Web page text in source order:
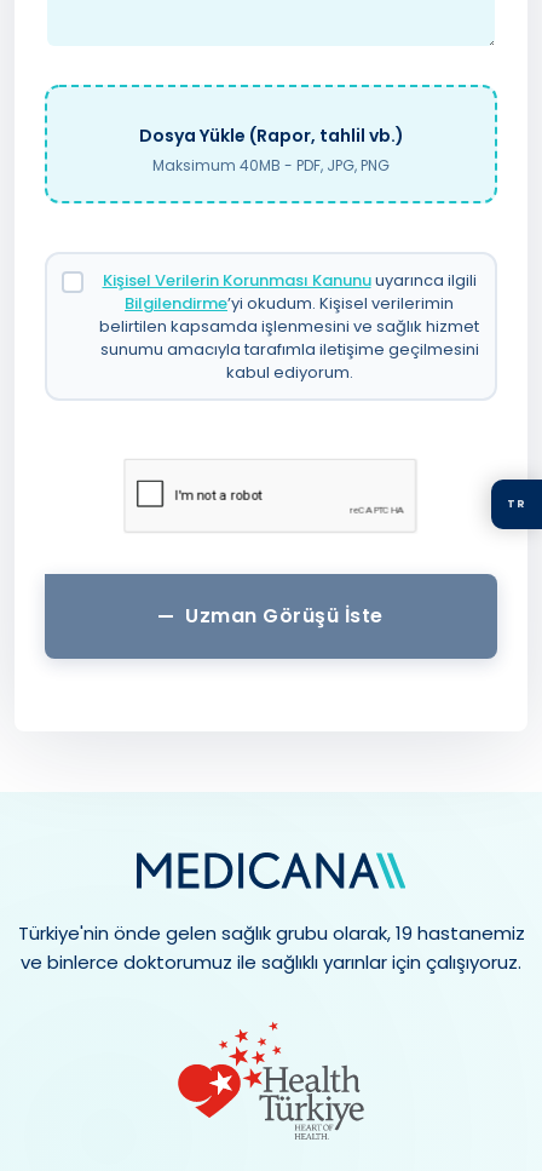
TR
Dosya Yükle (Rapor, tahlil vb.)
Maksimum 40MB - PDF, JPG, PNG
Kişisel Verilerin Korunması Kanunuuyarınca ilgili
Bilgilendirme’yi okudum. Kişisel verilerimin
belirtilen kapsamda işlenmesini ve sağlık hizmet
sunumu amacıyla tarafımla iletişime geçilmesini
kabul ediyorum.
Uzman Görüşü İste
Türkiye'nin önde gelen sağlık grubu olarak, 19 hastanemiz
ve binlerce doktorumuz ile sağlıklı yarınlar için çalışıyoruz.